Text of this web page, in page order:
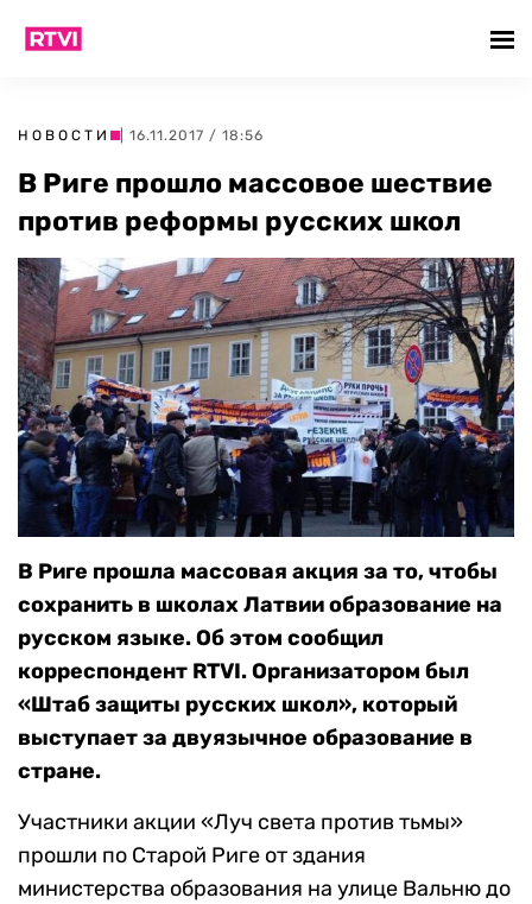
НОВОСТИ | 16.11.2017 / 18:56
В Риге прошло массовое шествие
против реформы русских школ
В Риге прошла массовая акция за то, чтобы
сохранить в школах Латвии образование на
русском языке. Об этом сообщил
корреспондент RTVI. Организатором был
«Штаб защиты русских школ», который
выступает за двуязычное образование в
стране.
Участники акции «Луч света против тьмы»
прошли по Старой Риге от здания
министерства образования на улице Вальню до